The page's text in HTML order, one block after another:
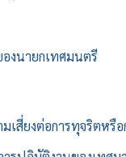
งนายกเทศมนตรี
มเสี่ยงต่อการทุจริตหรื